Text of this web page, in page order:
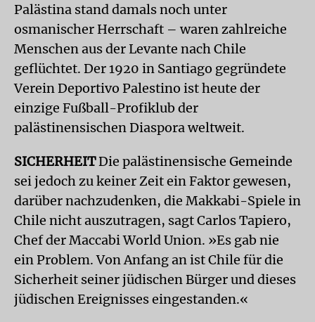
Palästina stand damals noch unter
osmanischer Herrschaft – waren zahlreiche
Menschen aus der Levante nach Chile
geflüchtet. Der 1920 in Santiago gegründete
Verein Deportivo Palestino ist heute der
einzige Fußball-Profiklub der
palästinensischen Diaspora weltweit.
SICHERHEITDie palästinensische Gemeinde
sei jedoch zu keiner Zeit ein Faktor gewesen,
darüber nachzudenken, die Makkabi-Spiele in
Chile nicht auszutragen, sagt Carlos Tapiero,
Chef der Maccabi World Union. »Es gab nie
ein Problem. Von Anfang an ist Chile für die
Sicherheit seiner jüdischen Bürger und dieses
jüdischen Ereignisses eingestanden.«